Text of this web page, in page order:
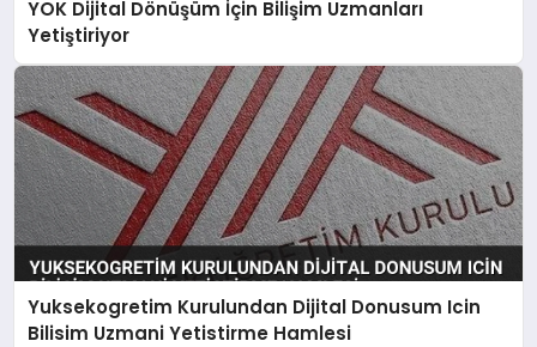
YOK Dijital Dönüşüm İçin Bilişim Uzmanları
Yetiştiriyor
Yuksekogretim Kurulundan Dijital Donusum Icin
Bilisim Uzmani Yetistirme Hamlesi